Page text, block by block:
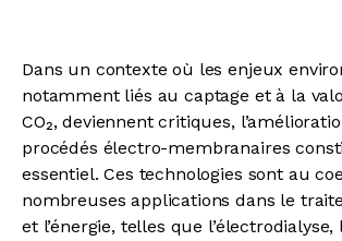
Dans un contexte où les enjeux
notamment liés au captage et à la
CO₂, deviennent critiques,
procédés électro-membranaires
essentiel. Ces technologies sont au
nombreuses applications dans le
et l’énergie, telles que l’électrodialyse,